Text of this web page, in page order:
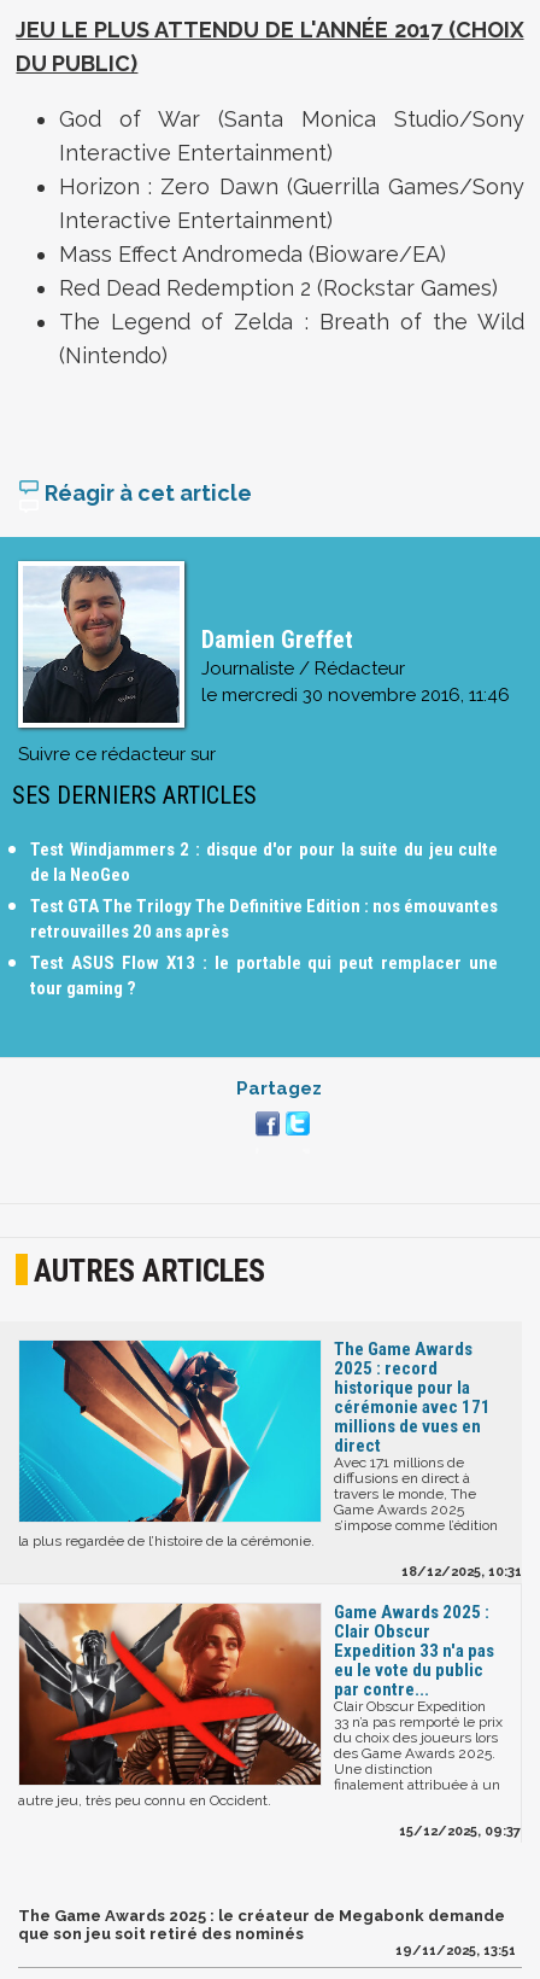
JEU LE PLUS ATTENDU DE L'ANNÉE 2017 (CHOIX
DU PUBLIC)
God of War (Santa Monica Studio/Sony
Interactive Entertainment)
Horizon : Zero Dawn (Guerrilla Games/Sony
Interactive Entertainment)
Mass Effect Andromeda (Bioware/EA)
Red Dead Redemption 2 (Rockstar Games)
The Legend of Zelda : Breath of the Wild
(Nintendo)
Réagir à cet article
Damien Greffet
Journaliste / Rédacteur
le mercredi 30 novembre 2016, 11:46
Suivre ce rédacteur sur
SES DERNIERS ARTICLES
Test Windjammers 2 : disque d'or pour la suite du jeu culte
de la NeoGeo
Test GTA The Trilogy The Definitive Edition : nos émouvantes
retrouvailles 20 ans après
Test ASUS Flow X13 : le portable qui peut remplacer une
tour gaming ?
Partagez
AUTRES ARTICLES
The Game Awards
2025 : record
historique pour la
cérémonie avec 171
millions de vues en
direct
Avec 171 millions de
diffusions en direct à
travers le monde, The
Game Awards 2025
s’impose comme l’édition
la plus regardée de l’histoire de la cérémonie.
18/12/2025, 10:31
Game Awards 2025 :
Clair Obscur
Expedition 33 n'a pas
eu le vote du public
par contre...
Clair Obscur Expedition
33 n’a pas remporté le prix
du choix des joueurs lors
des Game Awards 2025.
Une distinction
finalement attribuée à un
autre jeu, très peu connu en Occident.
15/12/2025, 09:37
The Game Awards 2025 : le créateur de Megabonk demande
que son jeu soit retiré des nominés
19/11/2025, 13:51